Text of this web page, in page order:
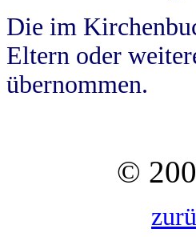
Die im
Eltern oder
übernommen.
©